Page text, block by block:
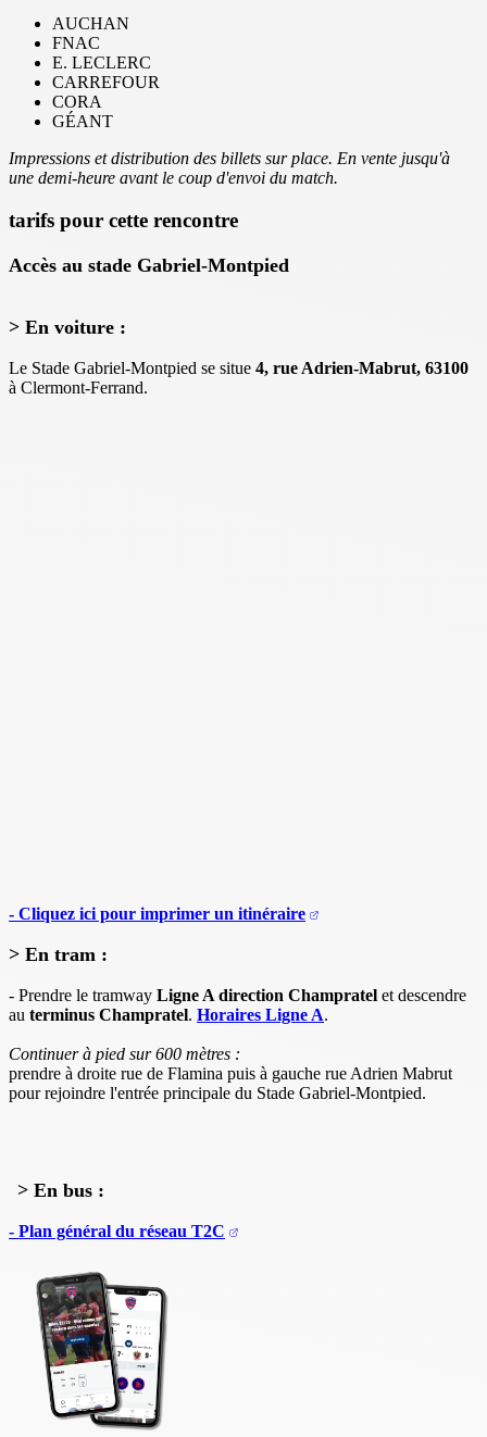
AUCHAN
FNAC
E. LECLERC
CARREFOUR
CORA
GÉANT
Impressions et distribution des billets sur place. En vente jusqu'à
une demi-heure avant le coup d'envoi du match.
tarifs pour cette rencontre
Accès au stade Gabriel-Montpied
> En voiture :
Le Stade Gabriel-Montpied se situe 4, rue Adrien-Mabrut, 63100
à Clermont-Ferrand.
- Cliquez ici pour imprimer un itinéraire
> En tram :
- Prendre le tramway Ligne A direction Champratel et descendre
au terminus Champratel. Horaires Ligne A.
Continuer à pied sur 600 mètres :
prendre à droite rue de Flamina puis à gauche rue Adrien Mabrut
pour rejoindre l'entrée principale du Stade Gabriel-Montpied.
> En bus :
- Plan général du réseau T2C